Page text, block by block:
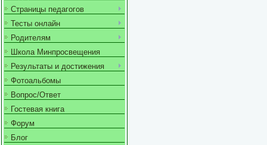
Страницы педагогов
Тесты онлайн
Родителям
Школа Минпросвещения
Результаты и достижения
Фотоальбомы
Вопрос/Ответ
Гостевая книга
Форум
Блог